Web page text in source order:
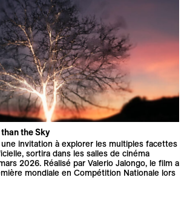
the Sky
invitation à explorer les multiples facettes
sortira dans les salles de cinéma
2026. Réalisé par Valerio Jalongo, le film a
mondiale en Compétition Nationale lors